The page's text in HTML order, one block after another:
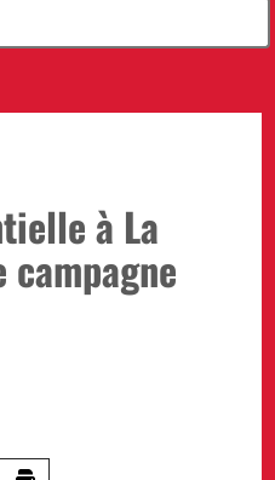
à La
campagne